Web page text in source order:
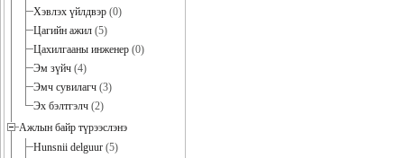
Хэвлэх үйлдвэр (0)
Цагийн ажил (5)
Цахилгааны инженер (0)
Эм зүйч (4)
Эмч сувилагч (3)
Эх бэлтгэлч (2)
Ажлын байр түрээслэнэ
Hunsnii delguur (5)